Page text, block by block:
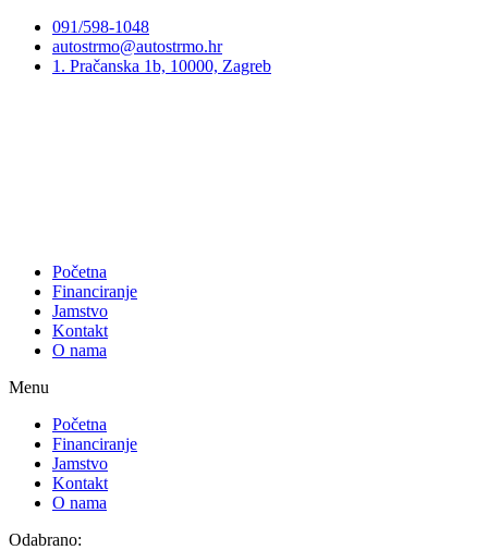
Preskoči
sadržaj
091/598-1048
autostrmo@autostrmo.hr
1. Pračanska 1b, 10000, Zagreb
Početna
Financiranje
Jamstvo
Kontakt
O nama
Menu
Početna
Financiranje
Jamstvo
Kontakt
O nama
Odabrano: